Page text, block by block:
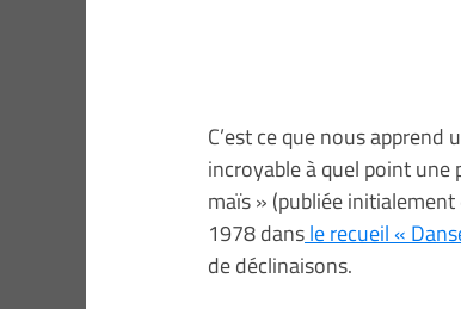
C’est ce que nous apprend
incroyable à quel point
maïs » (publiée
1978 dansle recueil «
de déclinaisons.